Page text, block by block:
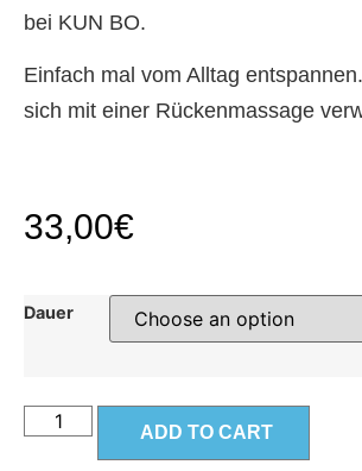
bei KUN BO.
Einfach mal vom Alltag
sich mit einer Rückenmassage
33,00€
Dauer
ADD TO CART